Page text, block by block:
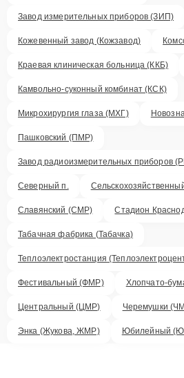
Завод измерительных приборов (ЗИП)
Кожевенный завод (Кожзавод)
Краевая клиническая больница (ККБ)
Камвольно-суконный комбинат (КСК)
Микрохирургия глаза (МХГ)
Пашковский (ПМР)
Завод радиоизмерительных приборов
Северный п.
Славянский (СМР) Стадион
Табачная фабрика (Табачка)
Теплоэлектростанция
Фестивальный (ФМР) Хлопчато-
Центральный (ЦМР) Черемушки
Энка (Жукова, ЖМР) Юбилейный